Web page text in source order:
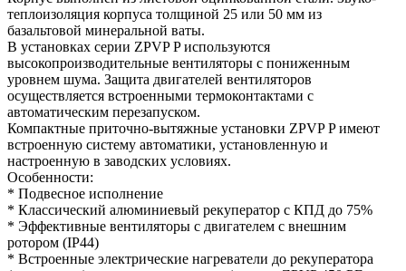
теплоизоляция корпуса толщиной 25 или 50 мм из
базальтовой минеральной ваты.
В установках серии ZPVP P используются
высокопроизводительные вентиляторы с пониженным
уровнем шума. Защита двигателей вентиляторов
осуществляется встроенными термоконтактами с
автоматическим перезапуском.
Компактные приточно-вытяжные установки ZPVP P имеют
встроенную систему автоматики, установленную и
настроенную в заводских условиях.
Особенности:
* Подвесное исполнение
* Классический алюминиевый рекуператор с КПД до 75%
* Эффективные вентиляторы с двигателем с внешним
ротором (IP44)
* Встроенные электрические нагреватели до рекуператора